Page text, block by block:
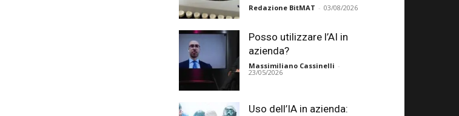
Redazione BitMAT - 03/08/2026
Posso utilizzare l’AI in
azienda?
Massimiliano Cassinelli -
23/05/2026
Uso dell’IA in azienda: